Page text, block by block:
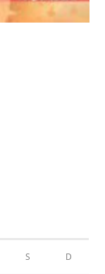
S D